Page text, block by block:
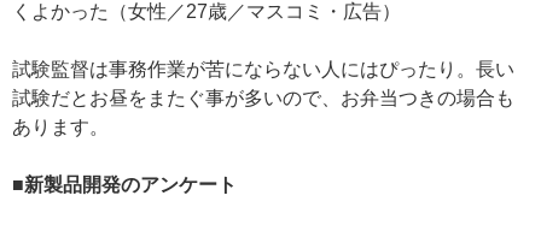
くよかった（女性／27歳／マスコミ・広告）
試験監督は事務作業が苦にならない人にはぴったり。長い
試験だとお昼をまたぐ事が多いので、お弁当つきの場合も
あります。
■新製品開発のアンケート